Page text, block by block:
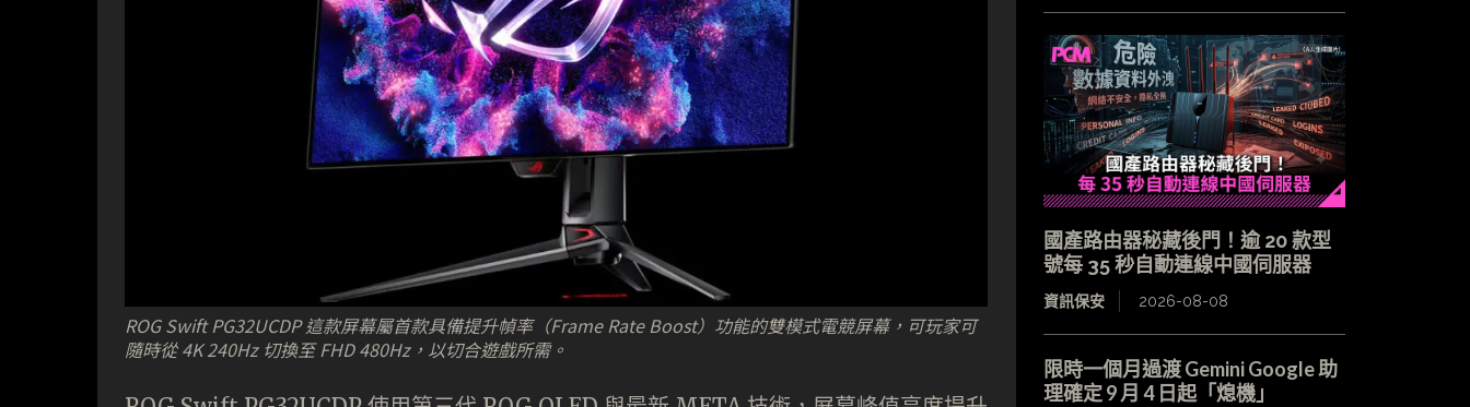
ROG Swift PG32UCDP 這款屏幕屬首款具備提升幀率（Frame Rate Boost）功能的雙模式電競屏幕，可玩家可
隨時從 4K 240Hz 切換至 FHD 480Hz，以切合遊戲所需。
國產路由器秘藏後門！逾 20 款型
號每 35 秒自動連線中國伺服器
資訊保安 2026-08-08
限時一個月過渡 Gemini Google 助
理確定 9 月 4 日起「熄機」